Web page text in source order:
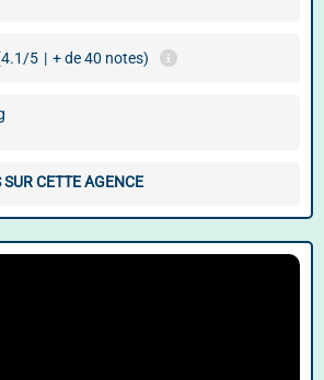
5 | + de 40 notes)
CETTE AGENCE